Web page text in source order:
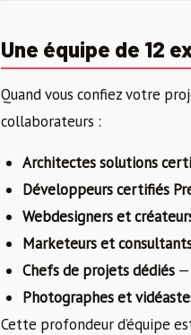
Une équipe de 12
Quand vous confiez votre
collaborateurs :
Architectes solutions
Développeurs certifiés
Webdesigners et
Marketeurs et
Chefs de projets dédiés —
Photographes et
Cette profondeur d’équipe